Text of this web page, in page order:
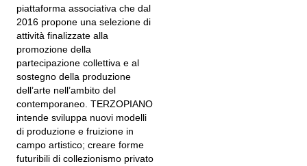
piattaforma associativa che dal
2016 propone una selezione di
attività finalizzate alla
promozione della
partecipazione collettiva e al
sostegno della produzione
dell’arte nell’ambito del
contemporaneo. TERZOPIANO
intende sviluppa nuovi modelli
di produzione e fruizione in
campo artistico; creare forme
futuribili di collezionismo privato